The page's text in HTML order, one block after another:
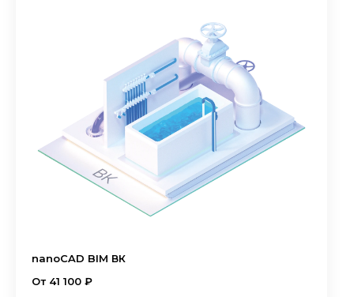
nanoCAD BIM ВК
От 41 100 ₽